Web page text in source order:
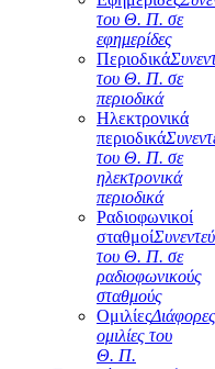
του Θ. Π. σε
εφημερίδες
Περιοδικά
του Θ. Π. σε
περιοδικά
Ηλεκτρονικά
περιοδικά
του Θ. Π. σε
ηλεκτρονικά
περιοδικά
Ραδιοφωνικοί
σταθμοί
του Θ. Π. σε
ραδιοφωνικούς
σταθμούς
ΟμιλίεςΔιάφορες
ομιλίες του
Θ. Π.